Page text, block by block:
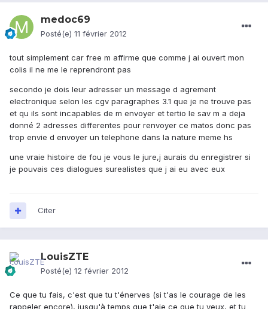
medoc69
Posté(e) 11 février 2012
tout simplement car free m affirme que comme j ai ouvert mon
colis il ne me le reprendront pas
secondo je dois leur adresser un message d agrement
electronique selon les cgv paragraphes 3.1 que je ne trouve pas
et qu ils sont incapables de m envoyer et tertio le sav m a deja
donné 2 adresses differentes pour renvoyer ce matos donc pas
trop envie d envoyer un telephone dans la nature meme hs
une vraie histoire de fou je vous le jure,j aurais du enregistrer si
je pouvais ces dialogues surealistes que j ai eu avec eux
Citer
LouisZTE
Posté(e) 12 février 2012
Ce que tu fais, c'est que tu t'énerves (si t'as le courage de les
rappeler encore), jusqu'à temps que t'aie ce que tu veux, et tu